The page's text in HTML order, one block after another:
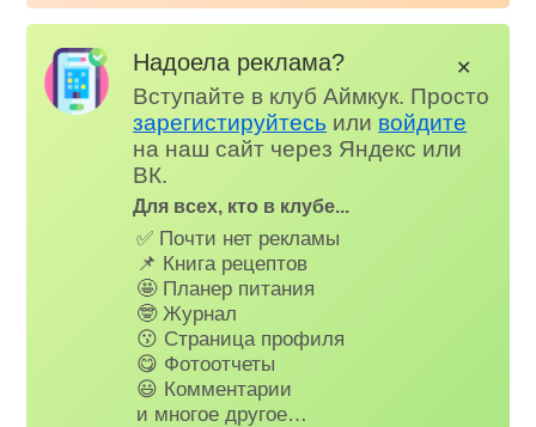
Надоела реклама?
Вступайте в клуб Аймкук. Просто
зарегистируйтесь или войдите
на наш сайт через Яндекс или
ВК.
Для всех, кто в клубе...
✅ Почти нет рекламы
📌 Книга рецептов
🤩 Планер питания
🤓 Журнал
😗 Страница профиля
😋 Фотоотчеты
😃 Комментарии
и многое другое…
✕